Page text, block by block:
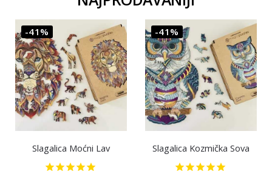
-41%
Slagalica Moćni Lav
-41%
Slagalica Kozmička Sova